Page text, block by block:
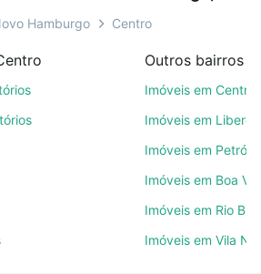
mais de 46 mil corretores e
favoritos. Você
os filtros como quantidade de
ou sem vaga de garagem para
piscina, academia, salão de
Hamburgo Centro
Imóveis em Centro
Imóveis em
Imóveis em
Imóveis em Boa
Imóveis em Rio
Imóveis em Vila